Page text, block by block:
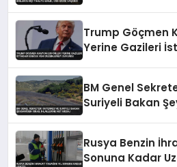
Trump Göçmen
Yerine Gazileri
BM Genel
Suriyeli Bakan
Rusya Benzin
Sonuna Kadar